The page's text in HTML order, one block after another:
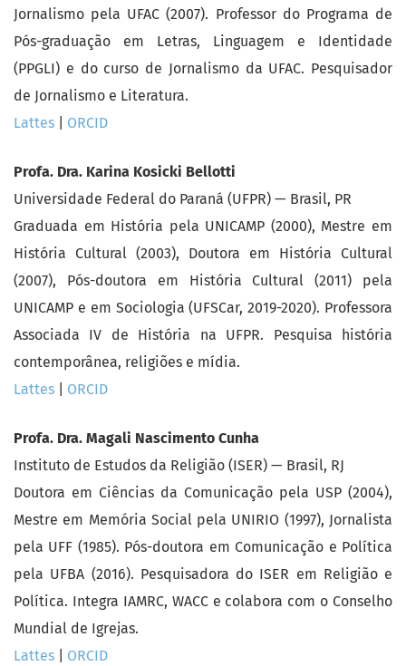
Jornalismo pela UFAC (2007). Professor do Programa de
Pós-graduação em Letras, Linguagem e Identidade
(PPGLI) e do curso de Jornalismo da UFAC. Pesquisador
de Jornalismo e Literatura.
Lattes
ORCID
Profa. Dra. Karina Kosicki Bellotti
Universidade Federal do Paraná (UFPR) — Brasil, PR
Graduada em História pela UNICAMP (2000), Mestre em
História Cultural (2003), Doutora em História Cultural
(2007), Pós-doutora em História Cultural (2011) pela
UNICAMP e em Sociologia (UFSCar, 2019-2020). Professora
Associada IV de História na UFPR. Pesquisa história
contemporânea, religiões e mídia.
Lattes
ORCID
Profa. Dra. Magali Nascimento Cunha
Instituto de Estudos da Religião (ISER) — Brasil, RJ
Doutora em Ciências da Comunicação pela USP (2004),
Mestre em Memória Social pela UNIRIO (1997), Jornalista
pela UFF (1985). Pós-doutora em Comunicação e Política
pela UFBA (2016). Pesquisadora do ISER em Religião e
Política. Integra IAMRC, WACC e colabora com o Conselho
Mundial de Igrejas.
Lattes
ORCID